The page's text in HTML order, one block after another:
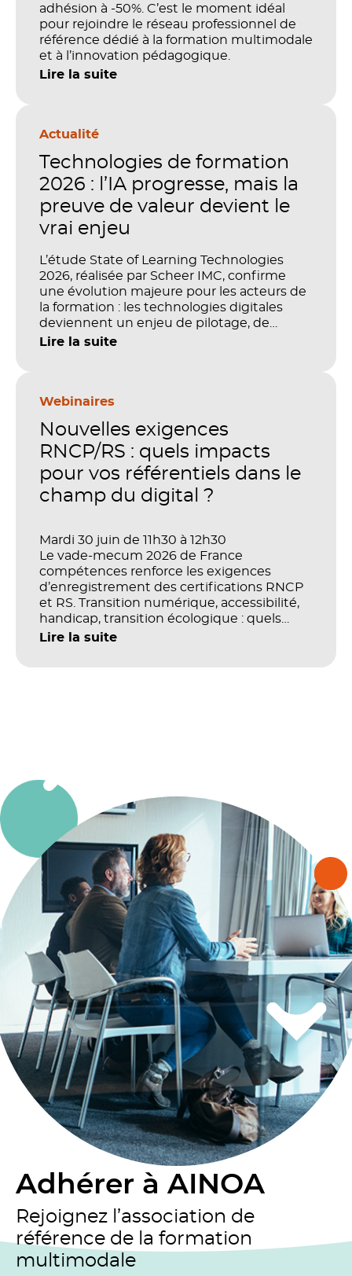
adhésion à -50%. C’est le moment idéal
pour rejoindre le réseau professionnel de
référence dédié à la formation multimodale
et à l’innovation pédagogique.
Lire la suite
Actualité
Technologies de formation
2026 : l’IA progresse, mais la
preuve de valeur devient le
vrai enjeu
L’étude State of Learning Technologies
2026, réalisée par Scheer IMC, confirme
une évolution majeure pour les acteurs de
la formation : les technologies digitales
deviennent un enjeu de pilotage, de
performance et de preuve de valeur. IA,
stratégique. Mais comment démontrer
investissements sur les compétences, la
productivité et la performance des
Lire la suite
Webinaires
Nouvelles exigences
RNCP/RS : quels impacts
pour vos référentiels dans le
champ du digital ?
Mardi 30 juin de 11h30 à 12h30
Le vade-mecum 2026 de France
compétences renforce les exigences
d’enregistrement des certifications RNCP
et RS. Transition numérique, accessibilité,
handicap, transition écologique : quels
impacts concrets pour les référentiels dans
Lire la suite
Adhérer à AINOA
Rejoignez l’association de
référence de la formation
multimodale